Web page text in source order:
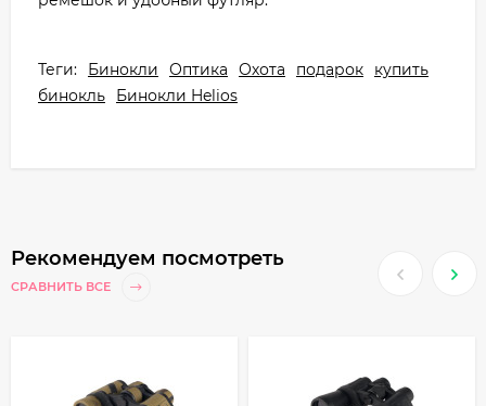
Теги: Бинокли Оптика Охота подарок
купить
бинокль
Бинокли Helios
Рекомендуем посмотреть
СРАВНИТЬ ВСЕ